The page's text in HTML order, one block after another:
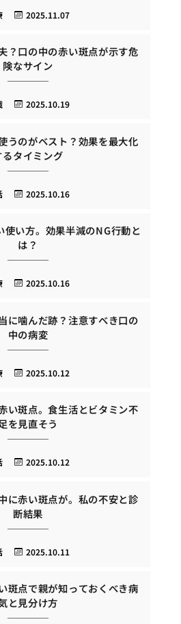
2025.11.07
？口の中の赤い斑点が示す危
険なサイン
2025.10.19
うのがベスト？効果を最大化
るタイミング
2025.10.16
使い方。効果半減のNG行動と
は？
2025.10.16
に噛んだ跡？注意すべき口の
中の病変
2025.10.12
い斑点。食生活とビタミン不
を見直そう
2025.10.12
に赤い斑点が。私の不安と診
断結果
2025.10.11
斑点で親が知っておくべき病
と見分け方